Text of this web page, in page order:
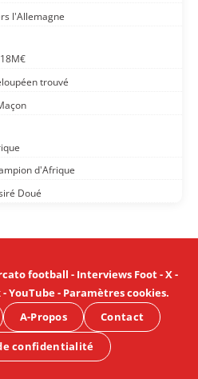
l'Allemagne
trouvé
d'Afrique
Doué
football - Interviews Foot-X-
-YouTube- Paramètres cookies.
A-Propos Contact
confidentialité